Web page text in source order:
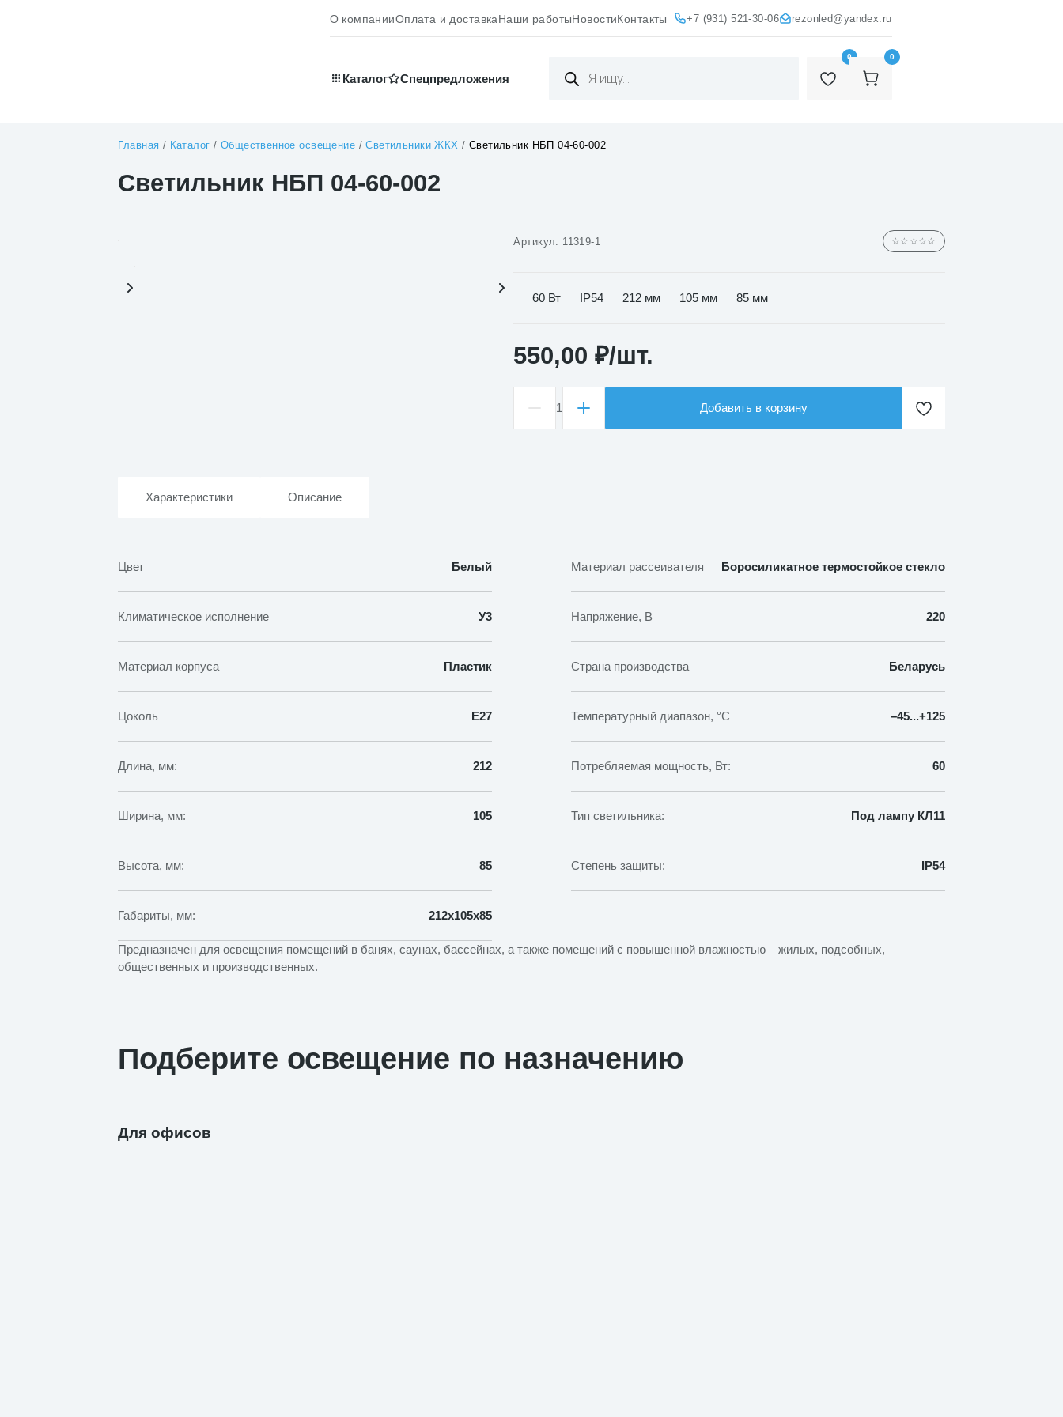
О компанииОплата и доставкаНаши работыНовостиКонтакты +7 (931) 521-30-06 rezonled@yandex.ru
Каталог Cпецпредложения
товаров
0 0
Главная / Каталог / Общественное освещение /Светильники ЖКХ / Светильник НБП 04-60-002
Светильник НБП 04-60-002
Артикул: 11319-1 ☆☆☆☆☆
60 Вт IP54 212 мм 105 мм 85 мм
550,00₽/шт.
Количество
товара
1 Добавить в корзину
Характеристики Описание
Цвет Белый Материал рассеивателя Боросиликатное термостойкое стекло
Климатическое исполнение У3 Напряжение, В 220
Материал корпуса Пластик Страна производства Беларусь
Цоколь E27 Температурный диапазон, °C –45...+125
Длина, мм: 212 Потребляемая мощность, Вт: 60
Ширина, мм: 105 Тип светильника: Под лампу КЛ11
Высота, мм: 85 Степень защиты: IP54
Габариты, мм: 212х105х85
Предназначен для освещения помещений в банях, саунах, бассейнах, а также помещений с повышенной влажностью – жилых, подсобных,
общественных и производственных.
Подберите освещение по назначению
Для офисов